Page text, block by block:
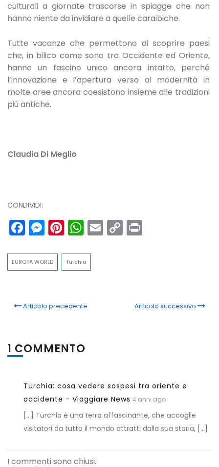
culturali a giornate trascorse in spiagge che non
hanno niente da invidiare a quelle caraibiche.
Tutte vacanze che permettono di scoprire paesi
che, in bilico come sono tra Occidente ed Oriente,
hanno un fascino unico ancora intatto, perché
l’innovazione e l’apertura verso al modernità in
molte aree ancora coesistono insieme alle tradizioni
più antiche.
Claudia Di Meglio
CONDIVIDI:
Facebook
Messenger
Pinterest
WhatsApp
Email
Copy
Link
EUROPA WORLD Turchia
Articolo precedente Articolo successivo
1 COMMENTO
Turchia: cosa vedere sospesi tra oriente e
occidente - Viaggiare News 4 anni ago
[…] Turchia è una terra affascinante, che accoglie
visitatori da tutto il mondo attratti dalla sua storia, […]
I commenti sono chiusi.